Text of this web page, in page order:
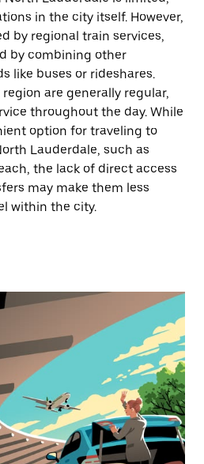
in the city itself. However,
by regional train services,
by combining other
like buses or rideshares.
are generally regular,
throughout the day. While
option for traveling to
Lauderdale, such as
the lack of direct access
may make them less
within the city.